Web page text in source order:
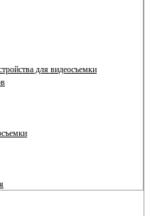
для видеосъемки